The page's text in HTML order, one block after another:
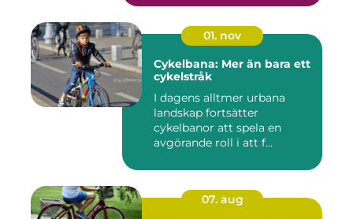
01. nov
Cykelbana: Mer än bara ett
cykelstråk
I dagens alltmer urbana
landskap fortsätter
cykelbanor att spela en
avgörande roll i att f...
07. aug